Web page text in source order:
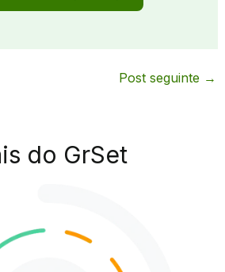
Post seguinte →
do GrSet